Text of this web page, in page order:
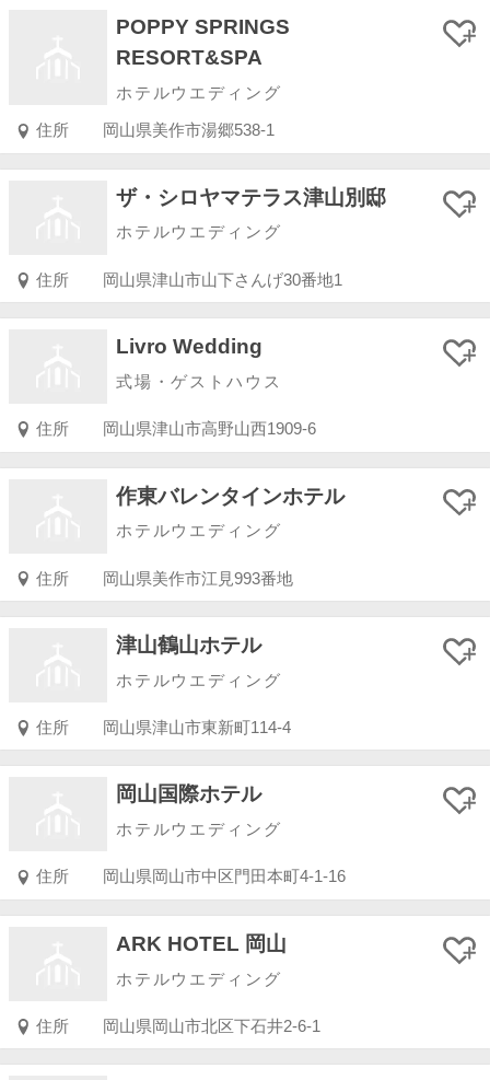
POPPY SPRINGS
RESORT&SPA
ホテルウエディング
住所 岡山県美作市湯郷538-1
ザ・シロヤマテラス津山別邸
ホテルウエディング
住所 岡山県津山市山下さんげ30番地1
Livro Wedding
式場・ゲストハウス
住所 岡山県津山市高野山西1909-6
作東バレンタインホテル
ホテルウエディング
住所 岡山県美作市江見993番地
津山鶴山ホテル
ホテルウエディング
住所 岡山県津山市東新町114-4
岡山国際ホテル
ホテルウエディング
住所 岡山県岡山市中区門田本町4-1-16
ARK HOTEL 岡山
ホテルウエディング
住所 岡山県岡山市北区下石井2-6-1